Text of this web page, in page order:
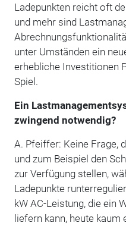
Ladepunkten reicht oft
und mehr sind
unter Umständen ein
erhebliche Investitionen
Spiel.
Ein
zwingend notwendig?
A. Pfeiffer: Keine Frage,
und zum Beispiel den
zur Verfügung stellen,
Ladepunkte
kW AC-Leistung, die ein
liefern kann, heute kaum